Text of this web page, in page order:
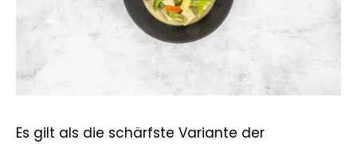
Es gilt als die schärfste Variante der